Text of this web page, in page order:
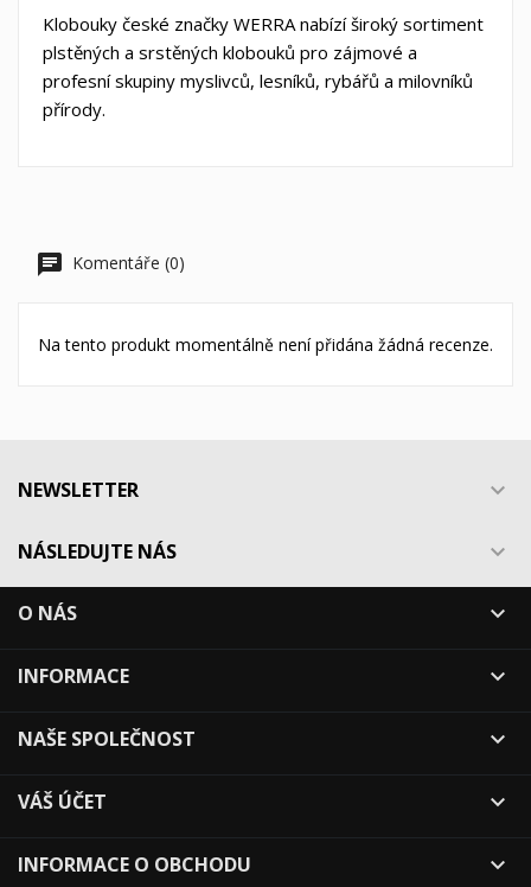
Klobouky české značky WERRA nabízí široký sortiment
plstěných a srstěných klobouků pro zájmové a
profesní skupiny myslivců, lesníků, rybářů a milovníků
přírody.
Komentáře (0)
Na tento produkt momentálně není přidána žádná recenze.
NEWSLETTER 
NÁSLEDUJTE NÁS 
O NÁS 
INFORMACE 
NAŠE SPOLEČNOST 
VÁŠ ÚČET 
INFORMACE O OBCHODU 